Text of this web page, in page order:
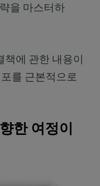
을 마스터하
책에 관한 내용이
를 근본적으로
한 여정이